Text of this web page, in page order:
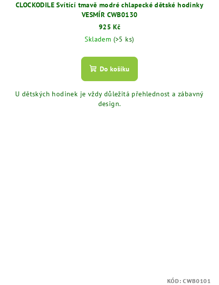
CLOCKODILE Svítící tmavě modré chlapecké dětské hodinky
VESMÍR CWB0130
925 Kč
Skladem (>5 ks)
Do košíku
U dětských hodinek je vždy důležitá přehlednost a zábavný
design.
KÓD:CWB0101